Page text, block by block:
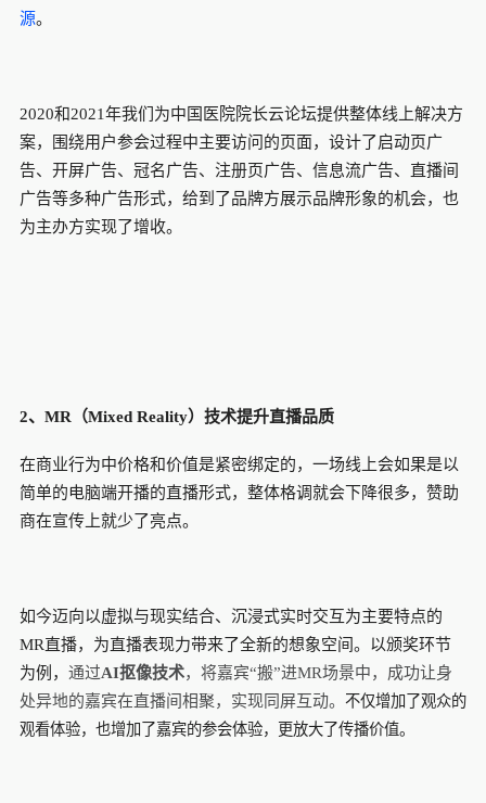
源。
2020和2021年我们为中国医院院长云论坛提供整体线上解决方
案，围绕用户参会过程中主要访问的页面，设计了启动页广
告、开屏广告、冠名广告、注册页广告、信息流广告、直播间
广告等多种广告形式，给到了品牌方展示品牌形象的机会，也
为主办方实现了增收。
2、MR（Mixed Reality）技术提升直播品质
在商业行为中价格和价值是紧密绑定的，一场线上会如果是以
简单的电脑端开播的直播形式，整体格调就会下降很多，赞助
商在宣传上就少了亮点。
如今迈向以虚拟与现实结合、沉浸式实时交互为主要特点的
MR直播，为直播表现力带来了全新的想象空间。以颁奖环节
为例， 通过AI抠像技术，将嘉宾“搬”进MR场景中，成功让身
处异地的嘉宾在直播间相聚，实现同屏互动。 不仅增加了观众的
观看体验，也增加了嘉宾的参会体验，更放大了传播价值。